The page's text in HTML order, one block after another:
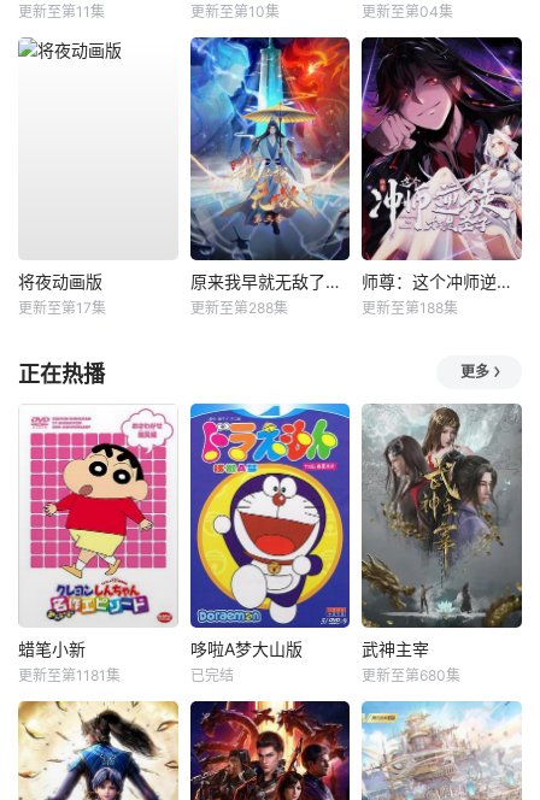
更新至第11集 更新至第10集 更新至第04集
将夜动画版
更新至第17集
原来我早就无敌了动态漫
更新至第288集
师尊：这个冲师逆徒才不是圣子动态漫
更新至第188集
正在热播 更多
蜡笔小新
更新至第1181集
哆啦A梦大山版
已完结
武神主宰
更新至第680集